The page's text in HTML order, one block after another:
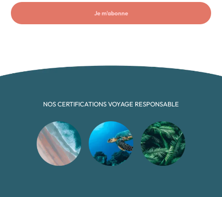
Je m'abonne
NOS CERTIFICATIONS VOYAGE RESPONSABLE